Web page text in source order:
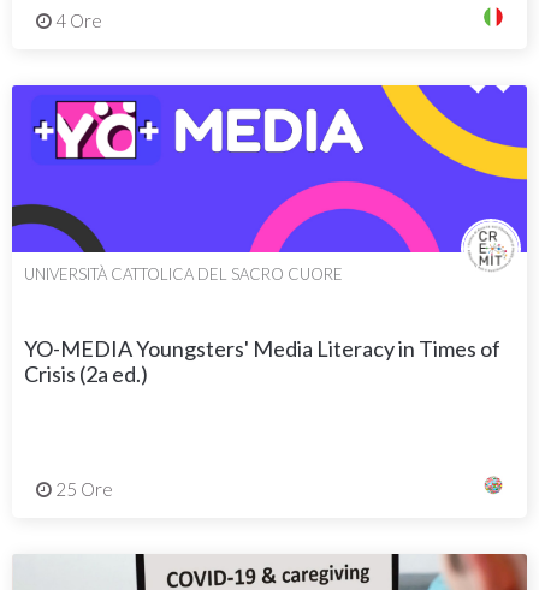
4 Ore
UNIVERSITÀ CATTOLICA DEL SACRO CUORE
YO-MEDIA Youngsters' Media Literacy in Times of
Crisis (2a ed.)
25 Ore